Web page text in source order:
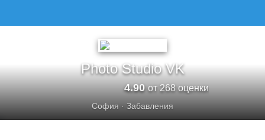
Photo Studio VK
4.90от 268 оценки
София · Забавления